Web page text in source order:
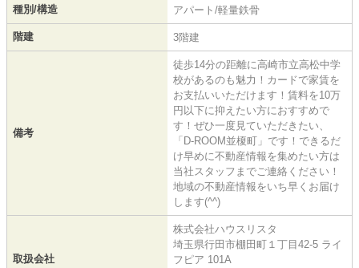
種別/構造 アパート/軽量鉄骨
階建 3階建
備考
徒歩14分の距離に高崎市立高松中学
校があるのも魅力！カードで家賃を
お支払いいただけます！賃料を10万
円以下に抑えたい方におすすめで
す！ぜひ一度見ていただきたい、
「D-ROOM並榎町」です！できるだ
け早めに不動産情報を集めたい方は
当社スタッフまでご連絡ください！
地域の不動産情報をいち早くお届け
します(^^)
取扱会社
株式会社ハウスリスタ
埼玉県行田市棚田町１丁目42-5 ライ
フピア 101A